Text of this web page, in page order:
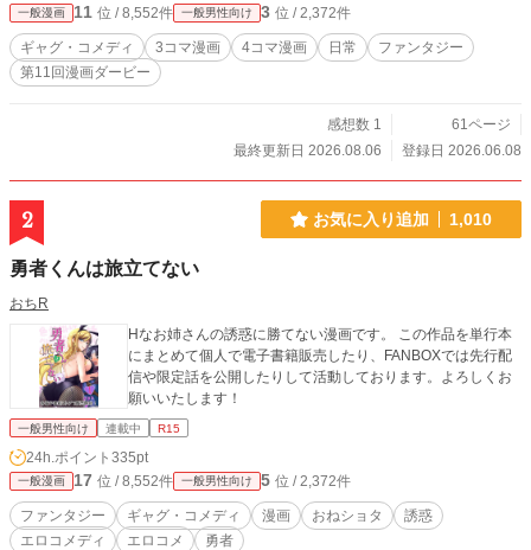
一般漫画 11 位 / 8,552件 一般男性向け 3 位 / 2,372件
ギャグ・コメディ 3コマ漫画 4コマ漫画 日常
ファンタジー
第11回漫画ダービー
感想数 1
61ページ
最終更新日 2026.08.06
登録日 2026.06.08
2 お気に入り追加 1,010
勇者くんは旅立てない
おちR
Hなお姉さんの誘惑に勝てない漫画です。 この作品を単行本
にまとめて個人で電子書籍販売したり、FANBOXでは先行配
信や限定話を公開したりして活動しております。よろしくお
願いいたします！
一般男性向け 連載中 R15
24h.ポイント 335pt
一般漫画 17 位 / 8,552件 一般男性向け 5 位 / 2,372件
ファンタジー ギャグ・コメディ 漫画 おねショタ
誘惑
エロコメディ
エロコメ 勇者